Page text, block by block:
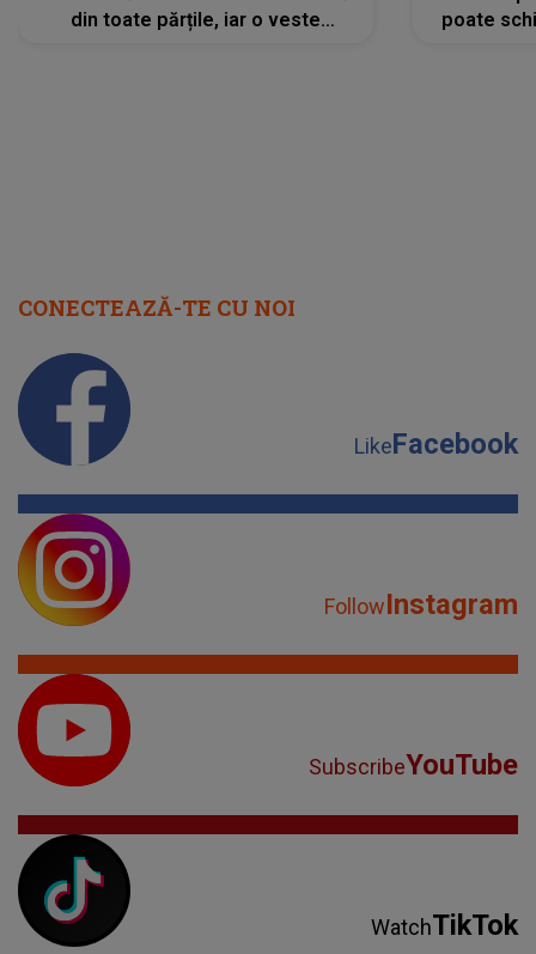
din toate părțile, iar o veste
poate
CONECTEAZĂ-TE CU NOI
LikeFacebook
FollowInstagram
SubscribeYouTube
WatchTikTok